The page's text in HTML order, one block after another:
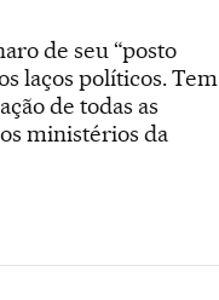
de seu “posto
laços políticos. Tem
de todas as
ministérios da